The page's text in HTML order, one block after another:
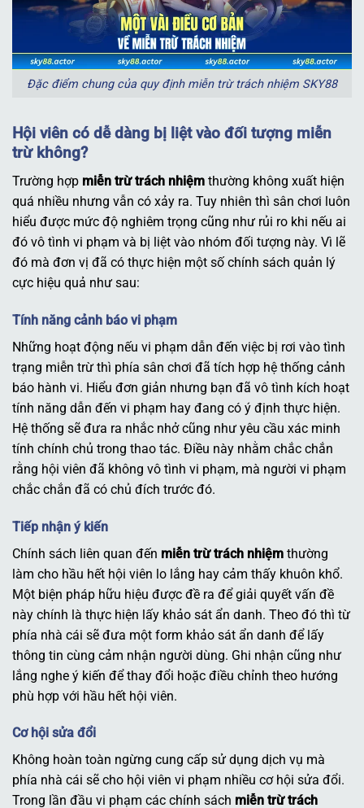
Đặc điểm chung của quy định miễn trừ trách nhiệm SKY88
Hội viên có dễ dàng bị liệt vào đối tượng miễn
trừ không?
Trường hợp miễn trừ trách nhiệm thường không xuất hiện
quá nhiều nhưng vẫn có xảy ra. Tuy nhiên thì sân chơi luôn
hiểu được mức độ nghiêm trọng cũng như rủi ro khi nếu ai
đó vô tình vi phạm và bị liệt vào nhóm đối tượng này. Vì lẽ
đó mà đơn vị đã có thực hiện một số chính sách quản lý
cực hiệu quả như sau:
Tính năng cảnh báo vi phạm
Những hoạt động nếu vi phạm dẫn đến việc bị rơi vào tình
trạng miễn trừ thì phía sân chơi đã tích hợp hệ thống cảnh
báo hành vi. Hiểu đơn giản nhưng bạn đã vô tình kích hoạt
tính năng dẫn đến vi phạm hay đang có ý định thực hiện.
Hệ thống sẽ đưa ra nhắc nhở cũng như yêu cầu xác minh
tính chính chủ trong thao tác. Điều này nhằm chắc chắn
rằng hội viên đã không vô tình vi phạm, mà người vi phạm
chắc chắn đã có chủ đích trước đó.
Tiếp nhận ý kiến
Chính sách liên quan đến miễn trừ trách nhiệm thường
làm cho hầu hết hội viên lo lắng hay cảm thấy khuôn khổ.
Một biện pháp hữu hiệu được đề ra để giải quyết vấn đề
này chính là thực hiện lấy khảo sát ẩn danh. Theo đó thì từ
phía nhà cái sẽ đưa một form khảo sát ẩn danh để lấy
thông tin cùng cảm nhận người dùng. Ghi nhận cũng như
lắng nghe ý kiến để thay đổi hoặc điều chỉnh theo hướng
phù hợp với hầu hết hội viên.
Cơ hội sửa đổi
Không hoàn toàn ngừng cung cấp sử dụng dịch vụ mà
phía nhà cái sẽ cho hội viên vi phạm nhiều cơ hội sửa đổi.
Trong lần đầu vi phạm các chính sách miễn trừ trách